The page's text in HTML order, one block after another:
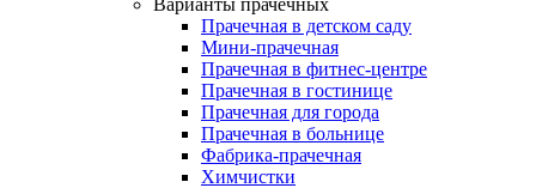
Варианты прачечных
Прачечная в детском саду
Мини-прачечная
Прачечная в фитнес-центре
Прачечная в гостинице
Прачечная для города
Прачечная в больнице
Фабрика-прачечная
Химчистки